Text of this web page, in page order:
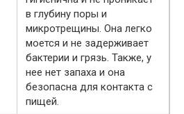
в глубину поры и
микротрещины. Она легко
моется и не задерживает
бактерии и грязь. Также, у
нее нет запаха и она
безопасна для контакта с
пищей.